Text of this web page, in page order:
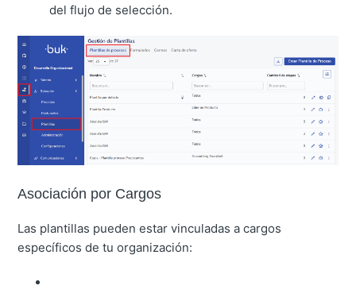
del flujo de selección.
Asociación por Cargos
Las plantillas pueden estar vinculadas a cargos
específicos de tu organización: